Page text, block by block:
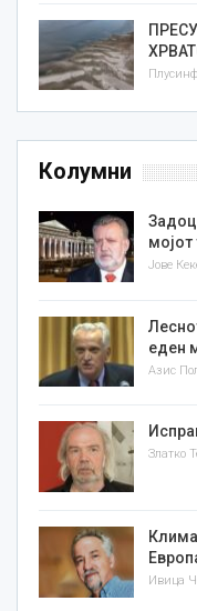
Колумни
мојот
Јове
еден
Азис
Ивица